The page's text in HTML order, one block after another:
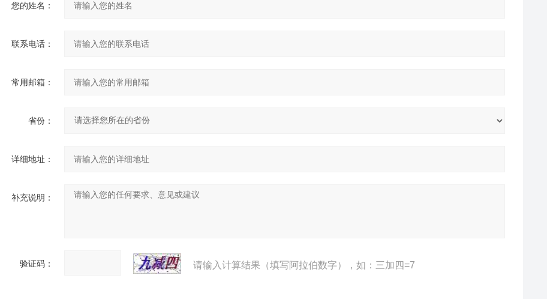
您的姓名：
联系电话：
常用邮箱：
省份：
详细地址：
补充说明：
验证码： 请输入计算结果（填写阿拉伯数字），如：三加四=7